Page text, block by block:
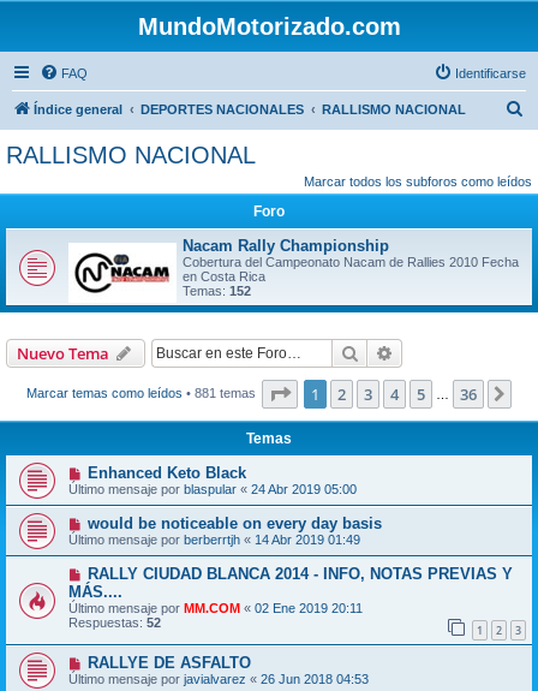
MundoMotorizado.com
FAQ Identificarse
Índice general DEPORTES NACIONALES RALLISMO NACIONAL
c
RALLISMO NACIONAL
Marcar todos los subforos como leídos
Foro
Nacam Rally Championship
Cobertura del Campeonato Nacam de Rallies 2010 Fecha
en Costa Rica
Temas: 152
Nuevo Tema Buscar
Marcar temas como leídos • 881 temas Página de 36
1 2 3 4 5 36
Temas
Enhanced Keto Black
Último mensaje por blaspular « 24 Abr 2019 05:00
would be noticeable on every day basis
Último mensaje por berberrtjh « 14 Abr 2019 01:49
RALLY CIUDAD BLANCA 2014 - INFO, NOTAS PREVIAS Y
MÁS....
Último mensaje por MM.COM « 02 Ene 2019 20:11
Respuestas: 52 1 2 3
RALLYE DE ASFALTO
Último mensaje por javialvarez « 26 Jun 2018 04:53